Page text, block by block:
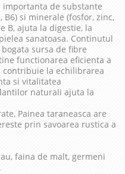
de substante
B6) si minerale (fosfor, zinc,
B, ajuta la digestie, la
sanatoasa. Continutul
sursa de fibre
functionarea eficienta a
contribuie la echilibrarea
si vitalitatea
naturali ajuta la
Painea taraneasca are
prin savoarea rustica a
faina de malt, germeni